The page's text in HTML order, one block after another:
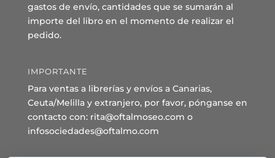
gastos de envío, cantidades que se sumarán al
importe del libro en el momento de realizar el
pedido.
IMPORTANTE
Para ventas a librerías y envíos a Canarias,
Ceuta/Melilla y extranjero, por favor, pónganse en
contacto con: rita@oftalmoseo.com o
infosociedades@oftalmo.com